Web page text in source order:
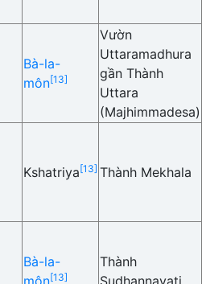
Bà-la-
môn[13]
Vườn
Uttaramadhura
gần Thành
Uttara
(Majhimmadesa)
Kshatriya[13] Thành Mekhala
Bà-la-
môn[13]
Thành
Sudhannavati